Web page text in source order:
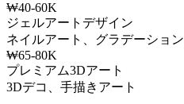
₩40-60K
ジェルアートデザイン
ネイルアート、グラデーション
₩65-80K
プレミアム3Dアート
3Dデコ、手描きアート